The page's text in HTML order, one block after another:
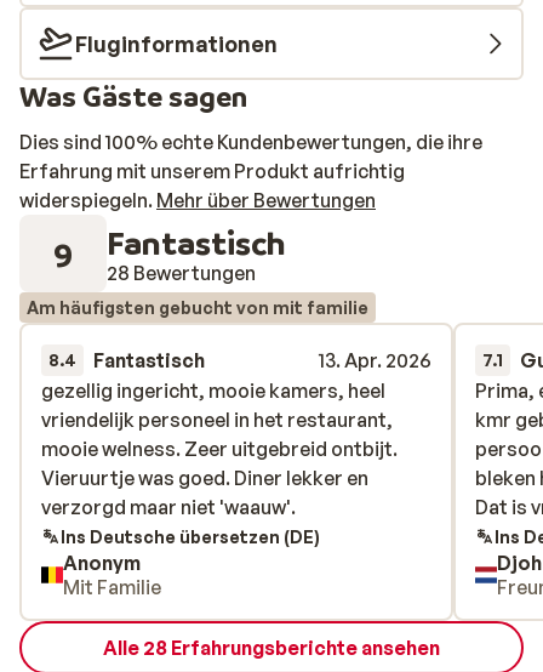
Fluginformationen
Was Gäste sagen
Dies sind 100% echte Kundenbewertungen, die ihre
Erfahrung mit unserem Produkt aufrichtig
widerspiegeln. Mehr über Bewertungen
9 Fantastisch
28 Bewertungen
Am häufigsten gebucht von mit familie
8.4 Fantastisch
13. Apr. 2026
gezellig ingericht, mooie kamers, heel
vriendelijk personeel in het restaurant,
mooie welness. Zeer uitgebreid ontbijt.
Vieruurtje was goed. Diner lekker en
verzorgd maar niet 'waauw'.
gezellig ingericht, mooie kamers, heel
vriendelijk personeel in het restaurant,
mooie welness. Zeer uitgebreid ontbijt.
Vieruurtje was goed. Diner lekker en
verzorgd maar niet 'waauw'.
Ins Deutsche übersetzen (DE)
Anonym
Mit Familie
7.1
Prima,
kmr
bleken
Dat is
Prima,
kmr
bleken
Dat is
Ins
Alle 28 Erfahrungsberichte ansehen